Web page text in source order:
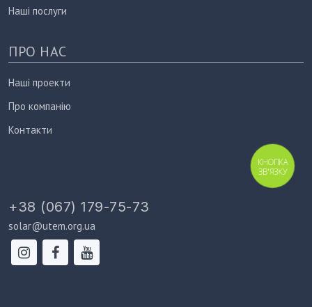
Наші послуги
ПРО НАС
Наші проекти
Про компанію
Контакти
+38 (067) 179-75-73
solar@utem.org.ua
КНОПКА
ЗВ'ЯЗКУ